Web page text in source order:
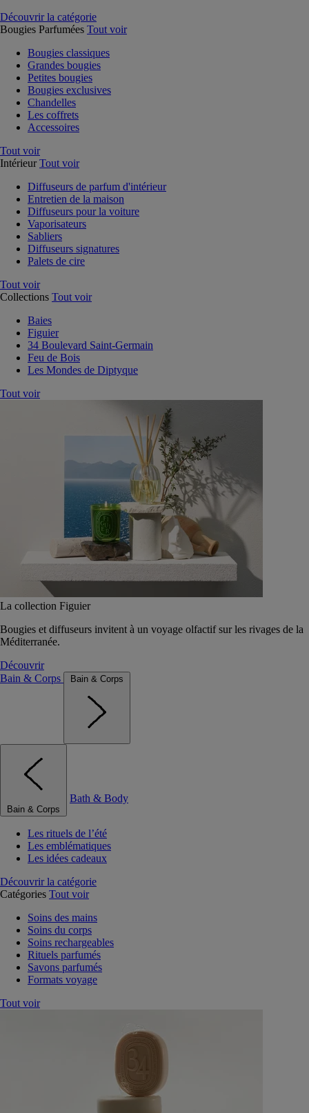
Découvrir la catégorie
Bougies Parfumées Tout voir
Bougies classiques
Grandes bougies
Petites bougies
Bougies exclusives
Chandelles
Les coffrets
Accessoires
Tout voir
Intérieur Tout voir
Diffuseurs de parfum d'intérieur
Entretien de la maison
Diffuseurs pour la voiture
Vaporisateurs
Sabliers
Diffuseurs signatures
Palets de cire
Tout voir
Collections Tout voir
Baies
Figuier
34 Boulevard Saint-Germain
Feu de Bois
Les Mondes de Diptyque
Tout voir
La collection Figuier
Bougies et diffuseurs invitent à un voyage olfactif sur les rivages de la
Méditerranée.
Découvrir
Bain & Corps
Bain & Corps
Bain & Corps
Bath & Body
Les rituels de l’été
Les emblématiques
Les idées cadeaux
Découvrir la catégorie
Catégories Tout voir
Soins des mains
Soins du corps
Soins rechargeables
Rituels parfumés
Savons parfumés
Formats voyage
Tout voir